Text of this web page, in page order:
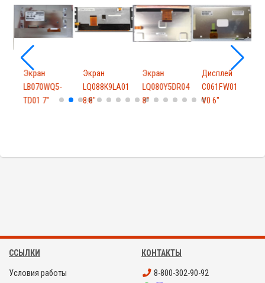
Экран
LB070WQ5-
TD01 7"
Экран
LQ088K9LA01
8.8"
Экран
LQ080Y5DR04
8"
Дисплей
C061FW01
V0 6"
ССЫЛКИ
Условия работы
КОНТАКТЫ
8-800-302-90-92